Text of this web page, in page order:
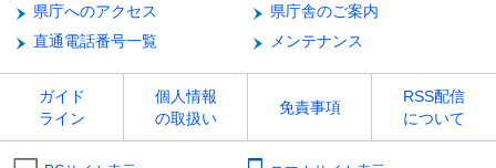
外
部
県庁へのアクセス
県庁舎のご案内
直通電話番号一覧
メンテナンス
ガイド
ライン
個人情報
の取扱い
免責事項
RSS配信
について